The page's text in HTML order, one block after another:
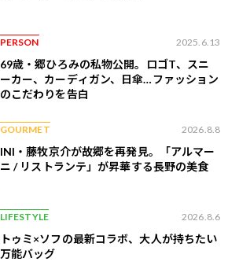
PERSON 2025.6.13
69歳・郷ひろみの私物公開。ロゴT、スニ
ーカー、カーディガン、日傘…ファッション
のこだわりを告白
GOURMET 2026.8.8
INI・藤牧京介が故郷を再発見。「アルマー
ニ / リストランテ」が昇華する長野の美食
LIFESTYLE 2026.8.6
トゥミ×ソフの最新コラボ、大人が持ちたい
万能バッグ